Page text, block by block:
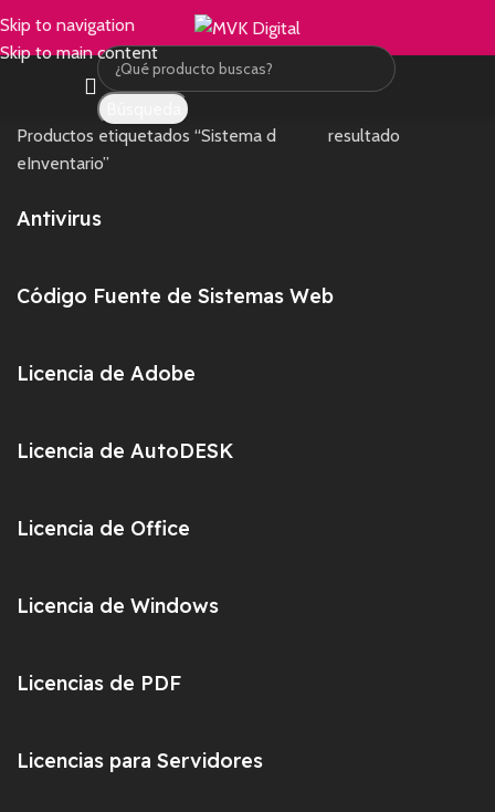
Skip to navigation
Skip to main content
Tienda
Productos etiquetados “Sistema d
eInventario”
resultado
Antivirus
Código Fuente de Sistemas Web
Licencia de Adobe
Licencia de AutoDESK
Licencia de Office
Licencia de Windows
Licencias de PDF
Licencias para Servidores